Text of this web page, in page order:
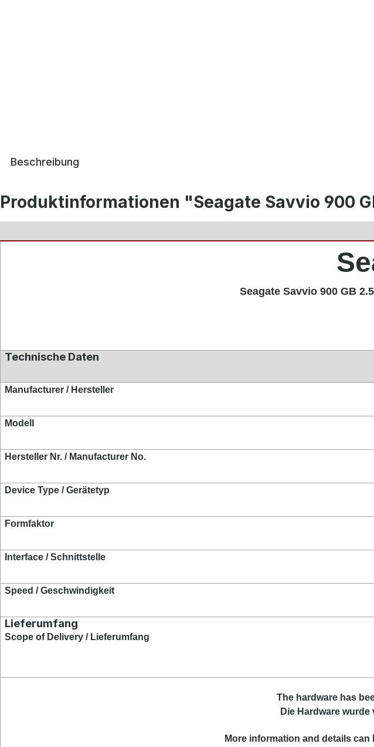
Beschreibung
Produktinformationen "Seagate Savvio 900
Seagate Savvio 900 GB
Technische Daten
Manufacturer / Hersteller
Modell
Hersteller Nr. / Manufacturer No.
Device Type / Gerätetyp
Formfaktor
Interface / Schnittstelle
Speed / Geschwindigkeit
Lieferumfang
Scope of Delivery / Lieferumfang
The hardware has
Die Hardware
More information and details